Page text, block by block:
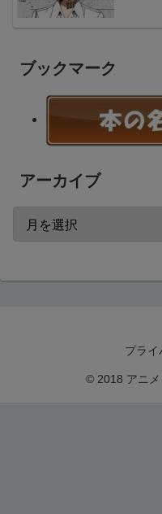
ブックマーク
アーカイブ
プライ
© 2018 アニメ